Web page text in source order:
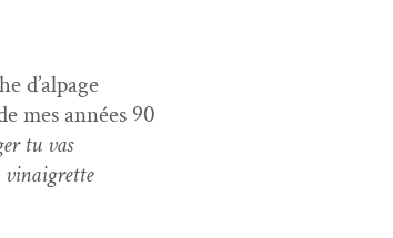
d’alpage
mes années 90
tu vas